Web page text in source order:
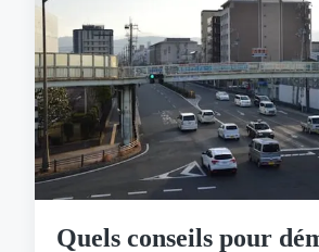
Quels conseils pour